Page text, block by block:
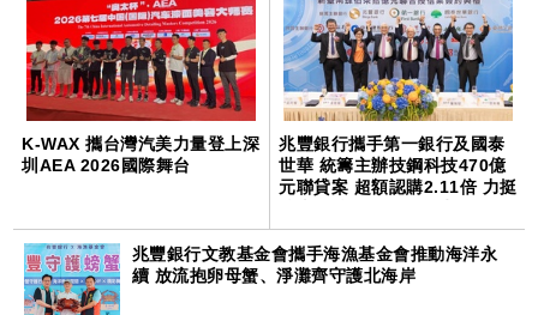
K-WAX 攜台灣汽美力量登上深
圳AEA 2026國際舞台
兆豐銀行攜手第一銀行及國泰
世華 統籌主辦技鋼科技470億
元聯貸案 超額認購2.11倍 力挺
器商機
兆豐銀行文教基金會攜手海漁基金會推動海洋永
續 放流抱卵母蟹、淨灘齊守護北海岸